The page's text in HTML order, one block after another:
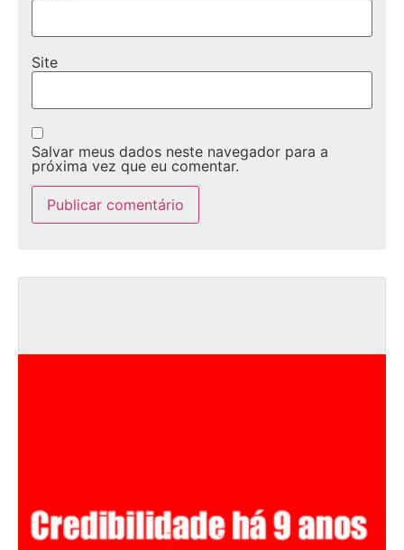
Site
Salvar meus dados neste navegador para a
próxima vez que eu comentar.